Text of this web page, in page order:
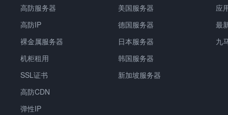
高防服务器
高防IP
裸金属服务器
机柜租用
SSL证书
高防CDN
弹性IP
美国服务器
德国服务器
日本服务器
韩国服务器
新加坡服务器
应
最
九